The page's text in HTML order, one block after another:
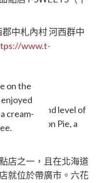
中札內村 河西群中
www.t-
on the
cream-
店之一，且在北海道
就位於帶廣市。六花